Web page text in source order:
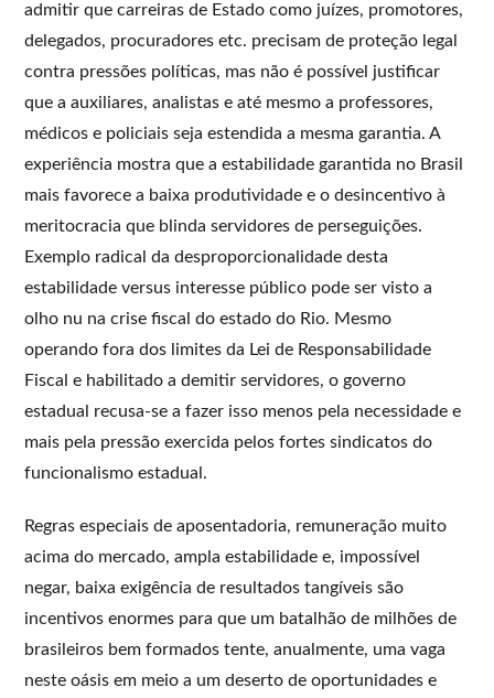
admitir que carreiras de Estado como juízes, promotores,
delegados, procuradores etc. precisam de proteção legal
contra pressões políticas, mas não é possível justificar
que a auxiliares, analistas e até mesmo a professores,
médicos e policiais seja estendida a mesma garantia. A
experiência mostra que a estabilidade garantida no Brasil
mais favorece a baixa produtividade e o desincentivo à
meritocracia que blinda servidores de perseguições.
Exemplo radical da desproporcionalidade desta
estabilidade versus interesse público pode ser visto a
olho nu na crise fiscal do estado do Rio. Mesmo
operando fora dos limites da Lei de Responsabilidade
Fiscal e habilitado a demitir servidores, o governo
estadual recusa-se a fazer isso menos pela necessidade e
mais pela pressão exercida pelos fortes sindicatos do
funcionalismo estadual.
Regras especiais de aposentadoria, remuneração muito
acima do mercado, ampla estabilidade e, impossível
negar, baixa exigência de resultados tangíveis são
incentivos enormes para que um batalhão de milhões de
brasileiros bem formados tente, anualmente, uma vaga
neste oásis em meio a um deserto de oportunidades e